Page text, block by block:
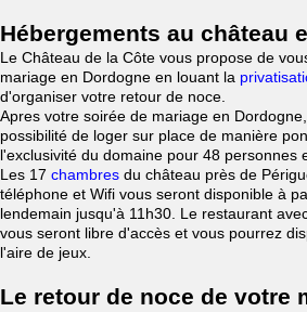
Hébergements au château
Le Château de la Côte vous propose de
mariage en Dordogne en louant la
d'organiser votre retour de noce.
Apres votre soirée de mariage en
possibilité de loger sur place de manière
l'exclusivité du domaine pour 48 personnes
Les 17 chambres du château près de
téléphone et Wifi vous seront disponible à
lendemain jusqu'à 11h30. Le restaurant
vous seront libre d'accès et vous pourrez
l'aire de jeux.
Le retour de noce de votre